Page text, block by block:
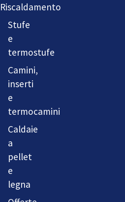
Riscaldamento
Stufe
e
termostufe
Camini,
inserti
e
termocamini
Caldaie
a
pellet
e
legna